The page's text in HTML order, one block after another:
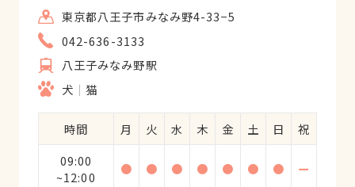
東京都八王子市みなみ野4-33−5
042-636-3133
八王子みなみ野駅
犬
猫
時間 月 火 水 木 金 土 日
祝
09:00
~12:00
● ● ● ● ● ● ● ー